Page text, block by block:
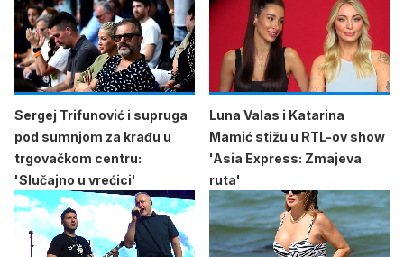
Sergej Trifunović i supruga
pod sumnjom za krađu u
trgovačkom centru:
'Slučajno u vrećici'
Luna Valas i Katarina
Mamić stižu u RTL-ov show
'Asia Express: Zmajeva
ruta'